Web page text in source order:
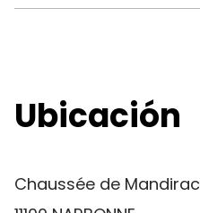
Ubicación
Chaussée de Mandirac